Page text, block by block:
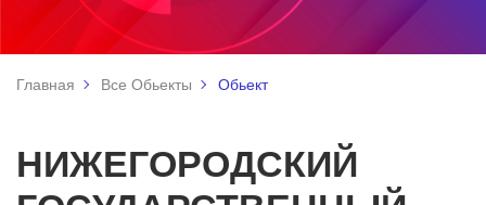
Главная Все Обьекты Обьект
НИЖЕГОРОДСКИЙ